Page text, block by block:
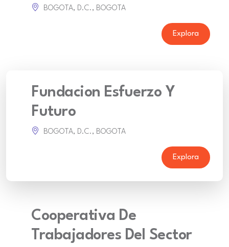
BOGOTA, D.C., BOGOTA
Explora
Fundacion Esfuerzo Y
Futuro
BOGOTA, D.C., BOGOTA
Explora
Cooperativa De
Trabajadores Del Sector